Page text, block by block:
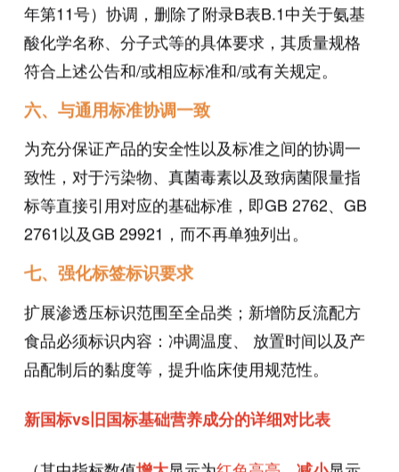
年第11号）协调，删除了附录B表B.1中关于氨基
酸化学名称、分子式等的具体要求，其质量规格
符合上述公告和/或相应标准和/或有关规定。
六、与通用标准协调一致
为充分保证产品的安全性以及标准之间的协调一
致性，对于污染物、真菌毒素以及致病菌限量指
标等直接引用对应的基础标准，即GB 2762、GB
2761以及GB 29921，而不再单独列出。
七、强化标签标识要求
扩展渗透压标识范围至全品类；新增防反流配方
食品必须标识内容：冲调温度、 放置时间以及产
品配制后的黏度等，提升临床使用规范性。
新国标vs旧国标基础营养成分的详细对比表